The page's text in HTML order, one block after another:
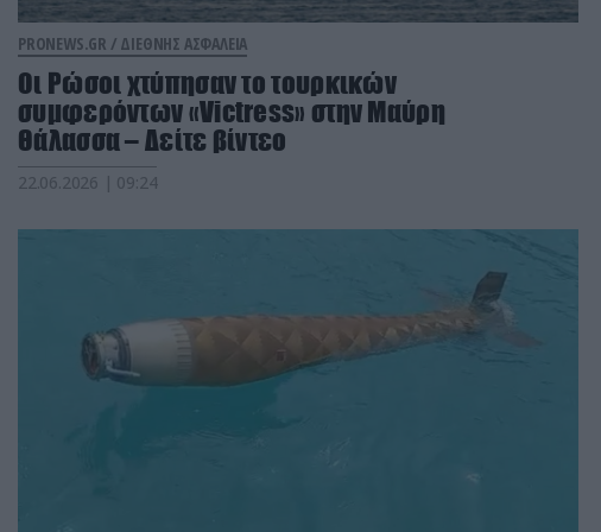
PRONEWS.GR / ΔΙΕΘΝΗΣ ΑΣΦΑΛΕΙΑ
Οι Ρώσοι χτύπησαν το τουρκικών
συμφερόντων «Victress» στην Μαύρη
Θάλασσα – Δείτε βίντεο
22.06.2026 | 09:24